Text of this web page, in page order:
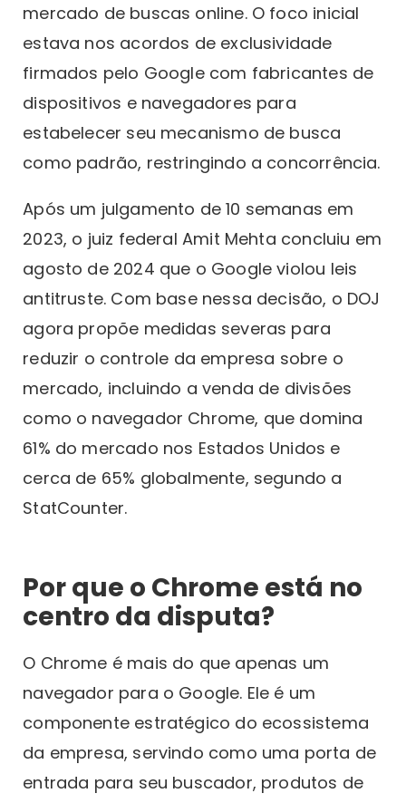
mercado de buscas online. O foco inicial
estava nos acordos de exclusividade
firmados pelo Google com fabricantes de
dispositivos e navegadores para
estabelecer seu mecanismo de busca
como padrão, restringindo a concorrência.
Após um julgamento de 10 semanas em
2023, o juiz federal Amit Mehta concluiu em
agosto de 2024 que o Google violou leis
antitruste. Com base nessa decisão, o DOJ
agora propõe medidas severas para
reduzir o controle da empresa sobre o
mercado, incluindo a venda de divisões
como o navegador Chrome, que domina
61% do mercado nos Estados Unidos e
cerca de 65% globalmente, segundo a
StatCounter.
Por que o Chrome está no
centro da disputa?
O Chrome é mais do que apenas um
navegador para o Google. Ele é um
componente estratégico do ecossistema
da empresa, servindo como uma porta de
entrada para seu buscador, produtos de